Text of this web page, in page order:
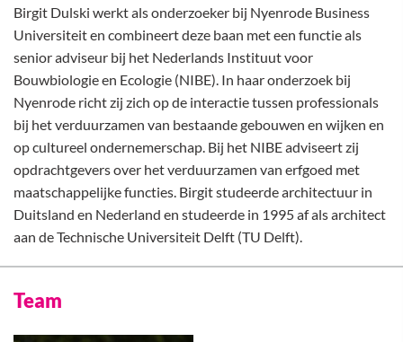
Birgit Dulski werkt als onderzoeker bij Nyenrode Business
Universiteit en combineert deze baan met een functie als
senior adviseur bij het Nederlands Instituut voor
Bouwbiologie en Ecologie (NIBE). In haar onderzoek bij
Nyenrode richt zij zich op de interactie tussen professionals
bij het verduurzamen van bestaande gebouwen en wijken en
op cultureel ondernemerschap. Bij het NIBE adviseert zij
opdrachtgevers over het verduurzamen van erfgoed met
maatschappelijke functies. Birgit studeerde architectuur in
Duitsland en Nederland en studeerde in 1995 af als architect
aan de Technische Universiteit Delft (TU Delft).
Team